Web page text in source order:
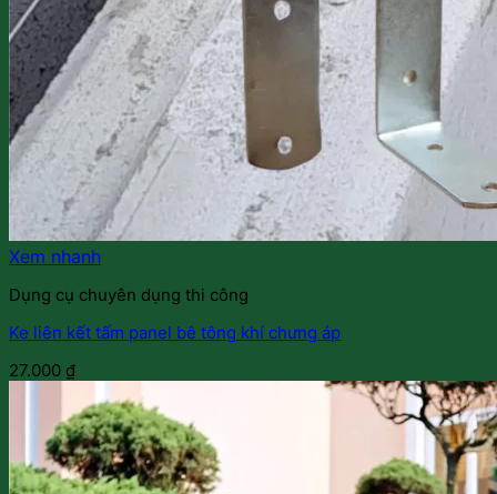
Xem nhanh
Dụng cụ chuyên dụng thi công
Ke liên kết tấm panel bê tông khí chưng áp
27.000 ₫